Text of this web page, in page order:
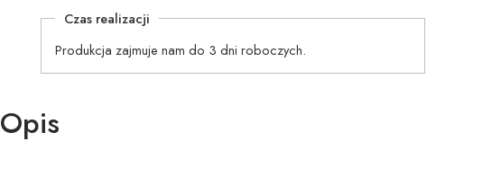
Czas realizacji
Produkcja zajmuje nam do 3 dni roboczych.
Opis